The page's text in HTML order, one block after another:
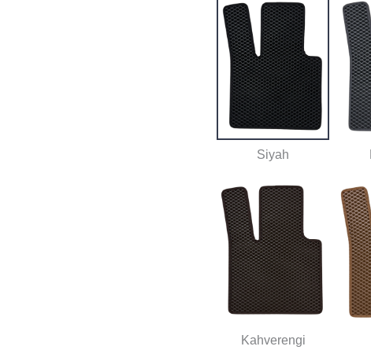
Siyah
Kahverengi